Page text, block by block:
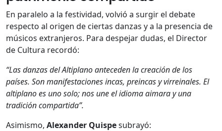
En paralelo a la festividad, volvió a surgir el debate
respecto al origen de ciertas danzas y a la presencia de
músicos extranjeros. Para despejar dudas, el Director
de Cultura recordó:
“Las danzas del Altiplano anteceden la creación de los
países. Son manifestaciones incas, preincas y virreinales. El
altiplano es uno solo; nos une el idioma aimara y una
tradición compartida”.
Asimismo, Alexander Quispesubrayó: